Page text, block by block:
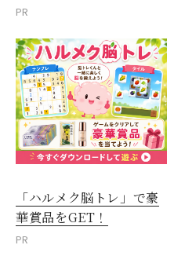
PR
「ハルメク脳トレ」で豪
華賞品をGET！
PR